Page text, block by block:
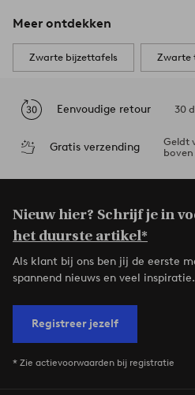
Meer ontdekken
Zwarte bijzettafels Zwarte
Eenvoudige retour 30
Gratis verzending
Geldt
boven
Nieuw hier? Schrijf je in
het duurste artikel*
Als klant bij ons ben jij de eerste
spannend nieuws en veel inspiratie.
Registreer jezelf
* Zie actievoorwaarden bij registratie